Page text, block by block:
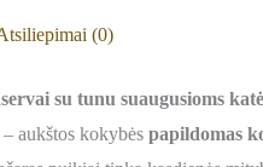
(0)
su tunu suaugusioms
aukštos kokybės papildomas